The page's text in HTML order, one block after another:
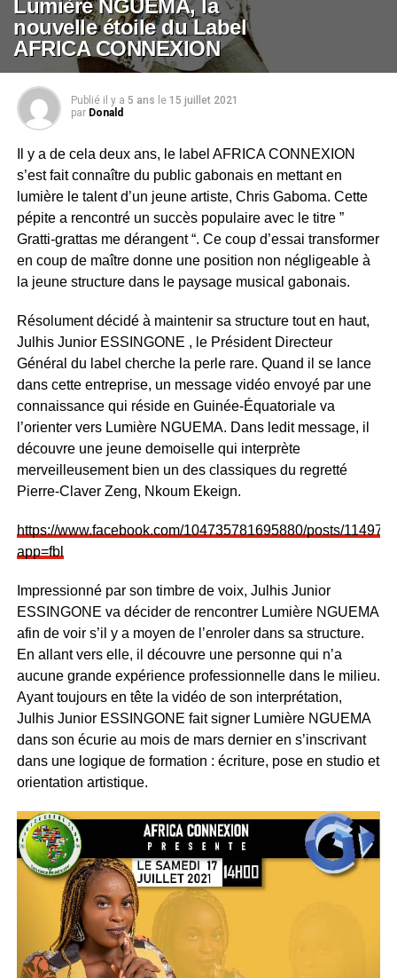
Lumière NGUEMA, la
nouvelle étoile du Label
AFRICA CONNEXION
Publié il y a 5 ans le 15 juillet 2021
par Donald
Il y a de cela deux ans, le label AFRICA CONNEXION
s’est fait connaître du public gabonais en mettant en
lumière le talent d’un jeune artiste, Chris Gaboma. Cette
pépite a rencontré un succès populaire avec le titre ”
Gratti-grattas me dérangent “. Ce coup d’essai transformer
en coup de maître donne une position non négligeable à
la jeune structure dans le paysage musical gabonais.
Résolument décidé à maintenir sa structure tout en haut,
Julhis Junior ESSINGONE , le Président Directeur
Général du label cherche la perle rare. Quand il se lance
dans cette entreprise, un message vidéo envoyé par une
connaissance qui réside en Guinée-Équatoriale va
l’orienter vers Lumière NGUEMA. Dans ledit message, il
découvre une jeune demoiselle qui interprète
merveilleusement bien un des classiques du regretté
Pierre-Claver Zeng, Nkoum Ekeign.
https://www.facebook.com/104735781695880/posts/
app=fbl
Impressionné par son timbre de voix, Julhis Junior
ESSINGONE va décider de rencontrer Lumière NGUEMA
afin de voir s’il y a moyen de l’enroler dans sa structure.
En allant vers elle, il découvre une personne qui n’a
aucune grande expérience professionnelle dans le milieu.
Ayant toujours en tête la vidéo de son interprétation,
Julhis Junior ESSINGONE fait signer Lumière NGUEMA
dans son écurie au mois de mars dernier en s’inscrivant
dans une logique de formation : écriture, pose en studio et
orientation artistique.